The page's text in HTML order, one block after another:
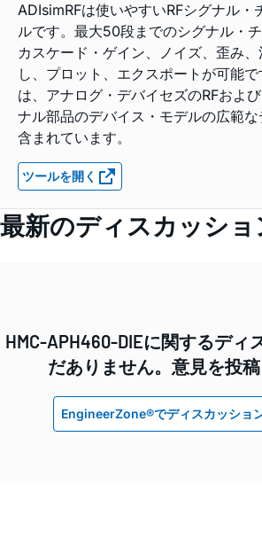
ADIsimRFは使いやすいRFシグナル・
ルです。最大50段までのシグナル・チ
カスケード・ゲイン、ノイズ、歪み
し、プロット、エクスポートが可能
は、アナログ・デバイセズのRFおよ
ナル部品のデバイス・モデルの広範
含まれています。
ツールを開く
最新のディスカッショ
HMC-APH460-DIEに関するディ
だありません。意見を投
EngineerZone®でディスカッショ